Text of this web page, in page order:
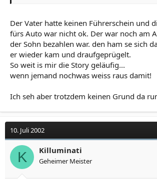
Der Vater hatte keinen Führerschein und
fürs Auto war nicht ok. Der war noch am
der Sohn bezahlen war. den ham se sich
er wieder kam und draufgeprügelt.
So weit is mir die Story geläufig...
wenn jemand nochwas weiss raus damit!
Ich seh aber trotzdem keinen Grund da
10. Juli 2002
K Killuminati
Geheimer Meister